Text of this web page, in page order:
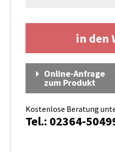
in den
Online-Anfrage
zum Produkt
Kostenlose Beratung
Tel.: 02364-